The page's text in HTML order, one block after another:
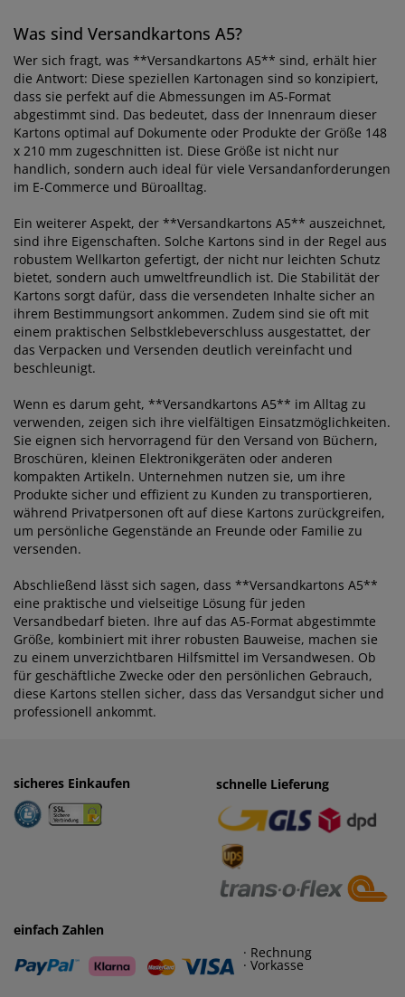
Was sind Versandkartons A5?
Wer sich fragt, was **Versandkartons A5** sind, erhält hier
die Antwort: Diese speziellen Kartonagen sind so konzipiert,
dass sie perfekt auf die Abmessungen im A5-Format
abgestimmt sind. Das bedeutet, dass der Innenraum dieser
Kartons optimal auf Dokumente oder Produkte der Größe 148
x 210 mm zugeschnitten ist. Diese Größe ist nicht nur
handlich, sondern auch ideal für viele Versandanforderungen
im E-Commerce und Büroalltag.
Ein weiterer Aspekt, der **Versandkartons A5** auszeichnet,
sind ihre Eigenschaften. Solche Kartons sind in der Regel aus
robustem Wellkarton gefertigt, der nicht nur leichten Schutz
bietet, sondern auch umweltfreundlich ist. Die Stabilität der
Kartons sorgt dafür, dass die versendeten Inhalte sicher an
ihrem Bestimmungsort ankommen. Zudem sind sie oft mit
einem praktischen Selbstklebeverschluss ausgestattet, der
das Verpacken und Versenden deutlich vereinfacht und
beschleunigt.
Wenn es darum geht, **Versandkartons A5** im Alltag zu
verwenden, zeigen sich ihre vielfältigen Einsatzmöglichkeiten.
Sie eignen sich hervorragend für den Versand von Büchern,
Broschüren, kleinen Elektronikgeräten oder anderen
kompakten Artikeln. Unternehmen nutzen sie, um ihre
Produkte sicher und effizient zu Kunden zu transportieren,
während Privatpersonen oft auf diese Kartons zurückgreifen,
um persönliche Gegenstände an Freunde oder Familie zu
versenden.
Abschließend lässt sich sagen, dass **Versandkartons A5**
eine praktische und vielseitige Lösung für jeden
Versandbedarf bieten. Ihre auf das A5-Format abgestimmte
Größe, kombiniert mit ihrer robusten Bauweise, machen sie
zu einem unverzichtbaren Hilfsmittel im Versandwesen. Ob
für geschäftliche Zwecke oder den persönlichen Gebrauch,
diese Kartons stellen sicher, dass das Versandgut sicher und
professionell ankommt.
sicheres Einkaufen einfaches Zahlen
· Rechnung
· Vorkasse
schnelle Lieferung
einfach Zahlen
· Rechnung
· Vorkasse